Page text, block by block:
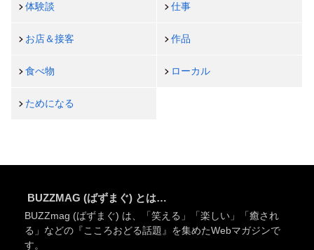
体験談 仕事
お店＆接客 作品
食べ物 ローカル
ためになる
BUZZMAG (ばずまぐ) とは…
BUZZmag (ばずまぐ) は、「笑える」「楽しい」「癒され
る」などの『こころおどる話題』を集めたWebマガジンで
す。